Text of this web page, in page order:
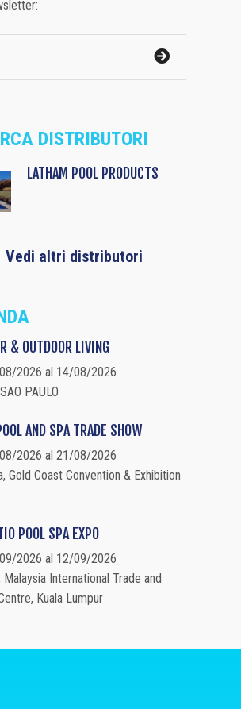
DISTRIBUTORI
LATHAM POOL PRODUCTS
Vedi altri distributori
& OUTDOOR LIVING
2026 al 14/08/2026
PAULO
AND SPA TRADE SHOW
2026 al 21/08/2026
Gold Coast Convention & Exhibition
POOL SPA EXPO
2026 al 12/09/2026
Malaysia International Trade and
Kuala Lumpur